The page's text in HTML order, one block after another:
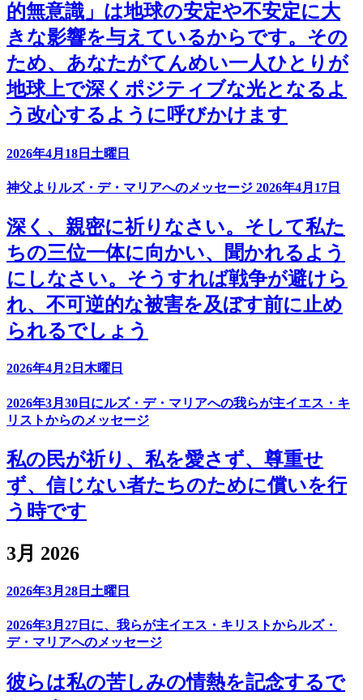
的無意識」は地球の安定や不安定に大
きな影響を与えているからです。その
ため、あなたがてんめい一人ひとりが
地球上で深くポジティブな光となるよ
う改心するように呼びかけます
2026年4月18日土曜日
神父よりルズ・デ・マリアへのメッセージ 2026年4月17日
深く、親密に祈りなさい。そして私た
ちの三位一体に向かい、聞かれるよう
にしなさい。そうすれば戦争が避けら
れ、不可逆的な被害を及ぼす前に止め
られるでしょう
2026年4月2日木曜日
2026年3月30日にルズ・デ・マリアへの我らが主イエス・キ
リストからのメッセージ
私の民が祈り、私を愛さず、尊重せ
ず、信じない者たちのために償いを行
う時です
3月 2026
2026年3月28日土曜日
2026年3月27日に、我らが主イエス・キリストからルズ・
デ・マリアへのメッセージ
彼らは私の苦しみの情熱を記念するで